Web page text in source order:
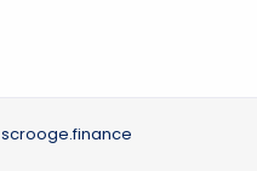
scrooge.finance